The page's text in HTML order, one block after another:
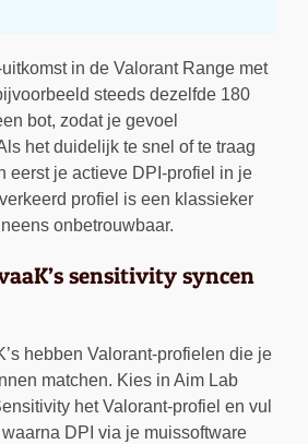
in de Valorant Range met
steeds dezelfde 180
bot, zodat je gevoel
het duidelijk te snel of te traag
eerst je actieve DPI-profiel in je
profiel is een klassieker
onbetrouwbaar.
sensitivity syncen
hebben Valorant-profielen die je
matchen. Kies in Aim Lab
het Valorant-profiel en vul
DPI via je muissoftware